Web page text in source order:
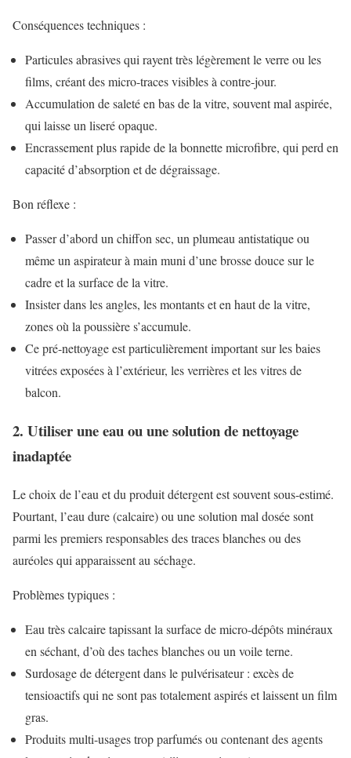
Conséquences techniques :
Particules abrasives qui rayent très légèrement le verre ou les
films, créant des micro-traces visibles à contre-jour.
Accumulation de saleté en bas de la vitre, souvent mal aspirée,
qui laisse un liseré opaque.
Encrassement plus rapide de la bonnette microfibre, qui perd en
capacité d’absorption et de dégraissage.
Bon réflexe :
Passer d’abord un chiffon sec, un plumeau antistatique ou
même un aspirateur à main muni d’une brosse douce sur le
cadre et la surface de la vitre.
Insister dans les angles, les montants et en haut de la vitre,
zones où la poussière s’accumule.
Ce pré-nettoyage est particulièrement important sur les baies
vitrées exposées à l’extérieur, les verrières et les vitres de
balcon.
2. Utiliser une eau ou une solution de nettoyage
inadaptée
Le choix de l’eau et du produit détergent est souvent sous-estimé.
Pourtant, l’eau dure (calcaire) ou une solution mal dosée sont
parmi les premiers responsables des traces blanches ou des
auréoles qui apparaissent au séchage.
Problèmes typiques :
Eau très calcaire tapissant la surface de micro-dépôts minéraux
en séchant, d’où des taches blanches ou un voile terne.
Surdosage de détergent dans le pulvérisateur : excès de
tensioactifs qui ne sont pas totalement aspirés et laissent un film
gras.
Produits multi-usages trop parfumés ou contenant des agents